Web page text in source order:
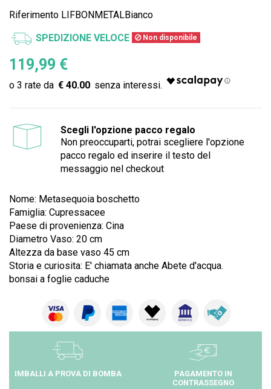
Riferimento LIFBONMETALBianco
SPEDIZIONE VELOCE Non disponibile
119,99 €
€ 40.00
Scegli l'opzione pacco regalo
Non preoccuparti, potrai scegliere l'opzione
pacco regalo ed inserire il testo del
messaggio nel checkout
Nome: Metasequoia boschetto
Famiglia: Cupressacee
Paese di provenienza: Cina
Diametro Vaso: 20 cm
Altezza da base vaso 45 cm
Storia e curiosita: E' chiamata anche Abete d'acqua.
bonsai a foglie caduche
IMBALLI A PROVA DI BOMBA
PAGAMENTO IN
CONTRASSEGNO